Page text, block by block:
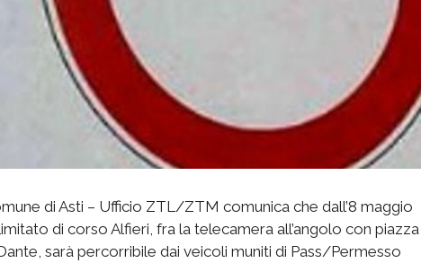
di Asti – Ufficio ZTL/ZTM comunica che dall’8 maggio
di corso Alfieri, fra la telecamera all’angolo con piazza
sarà percorribile dai veicoli muniti di Pass/Permesso